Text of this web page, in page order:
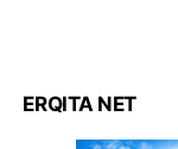
ERQITA NET